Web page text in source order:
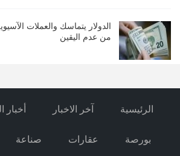
الدولار يتماسك والعملات
من عدم اليقين
الرئيسية آخر الاخبار أخبار
بورصة عقارات صناعة